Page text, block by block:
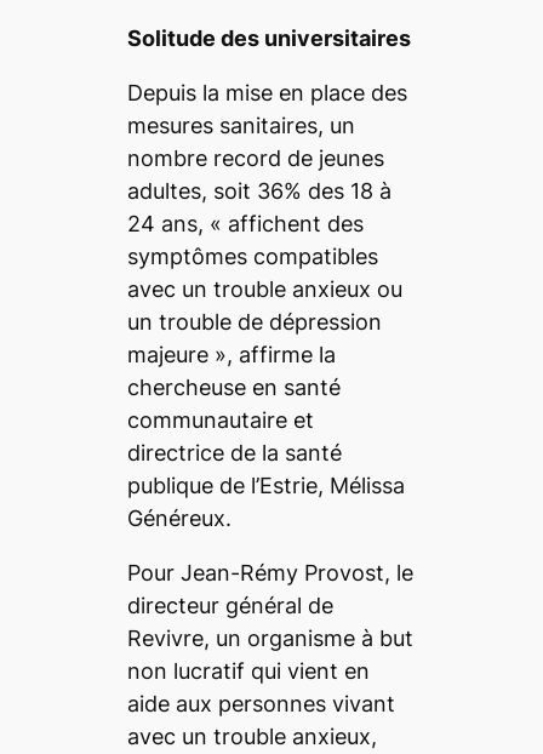
Solitude des universitaires
Depuis la mise en place des
mesures sanitaires, un
nombre record de jeunes
adultes, soit 36% des 18 à
24 ans, « affichent des
symptômes compatibles
avec un trouble anxieux ou
un trouble de dépression
majeure », affirme la
chercheuse en santé
communautaire et
directrice de la santé
publique de l’Estrie, Mélissa
Généreux.
Pour Jean-Rémy Provost, le
directeur général de
Revivre, un organisme à but
non lucratif qui vient en
aide aux personnes vivant
avec un trouble anxieux,